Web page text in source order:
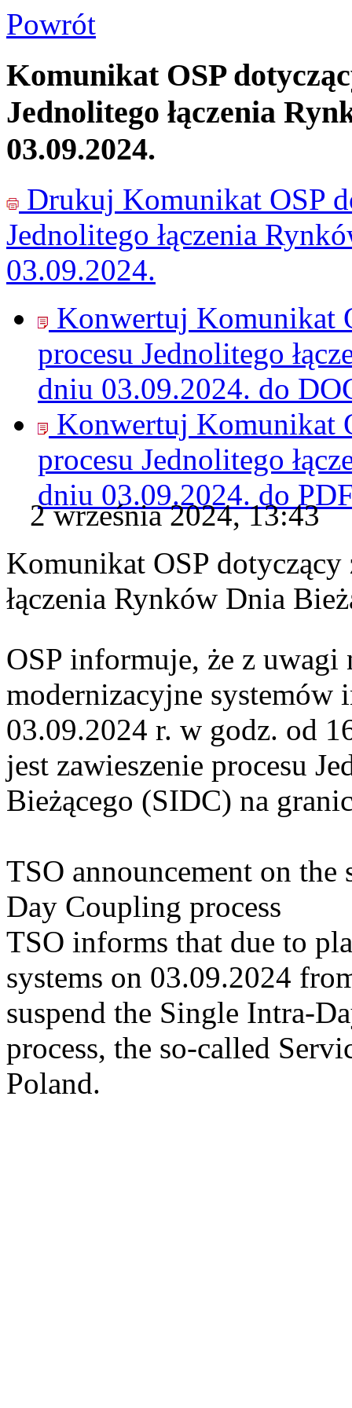
Powrót
Komunikat OSP
Jednolitego łączenia
03.09.2024.
Drukuj Komunikat OSP
Jednolitego łączenia
03.09.2024.
Konwertuj Komunikat
procesu Jednolitego
dniu 03.09.2024. do
Konwertuj Komunikat
procesu Jednolitego
dniu 03.09.2024. do
2 września 2024, 13:43
Komunikat OSP dotyczący
łączenia Rynków Dnia
OSP informuje, że z uwagi
modernizacyjne systemów
03.09.2024 r. w godz. od
jest zawieszenie procesu
Bieżącego (SIDC) na
TSO announcement on
Day Coupling process
TSO informs that due to
systems on 03.09.2024
suspend the Single Intra-
process, the so-called
Poland.